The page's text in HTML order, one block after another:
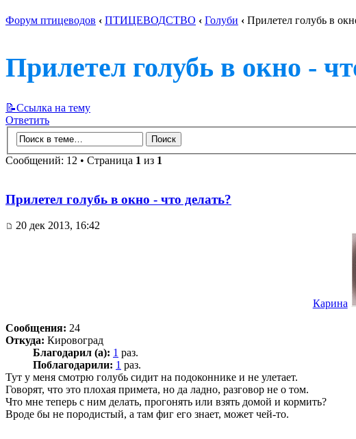
Форум птицеводов ‹ ПТИЦЕВОДСТВО ‹ Голуби ‹ Прилетел голубь в
Прилетел голубь в окно -
📝Ссылка на тему
Ответить
Сообщений: 12 • Страница 1 из 1
Прилетел голубь в окно - что делать?
20 дек 2013, 16:42
Карина
Сообщения: 24
Откуда: Кировоград
Благодарил (а): 1 раз.
Поблагодарили: 1 раз.
Тут у меня смотрю голубь сидит на подоконнике и не улетает.
Говорят, что это плохая примета, но да ладно, разговор не о том.
Что мне теперь с ним делать, прогонять или взять домой и кормить?
Вроде бы не породистый, а там фиг его знает, может чей-то.